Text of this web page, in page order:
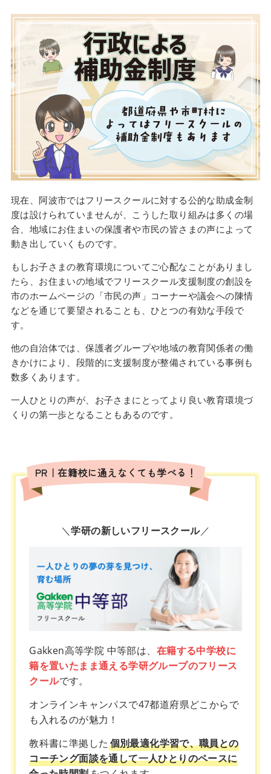
現在、阿波市ではフリースクールに対する公的な助成金制
度は設けられていませんが、こうした取り組みは多くの場
合、地域にお住まいの保護者や市民の皆さまの声によって
動き出していくものです。
もしお子さまの教育環境についてご心配なことがありまし
たら、お住まいの地域でフリースクール支援制度の創設を
市のホームページの「市民の声」コーナーや議会への陳情
などを通じて要望されることも、ひとつの有効な手段で
す。
他の自治体では、保護者グループや地域の教育関係者の働
きかけにより、段階的に支援制度が整備されている事例も
数多くあります。
一人ひとりの声が、お子さまにとってより良い教育環境づ
くりの第一歩となることもあるのです。
PR｜在籍校に通えなくても学べる！
＼学研の新しいフリースクール／
Gakken高等学院 中等部は、 在籍する中学校に
籍を置いたまま通える学研グループのフリース
クールです。
オンラインキャンパスで47都道府県どこからで
も入れるのが魅力！
教科書に準拠した 個別最適化学習で、職員との
コーチング面談を通して一人ひとりのペースに